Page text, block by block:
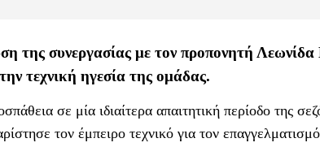
της συνεργασίας με τον προπονητή
τεχνική ηγεσία της ομάδας.
σε μία ιδιαίτερα απαιτητική περίοδο της
τον έμπειρο τεχνικό για τον